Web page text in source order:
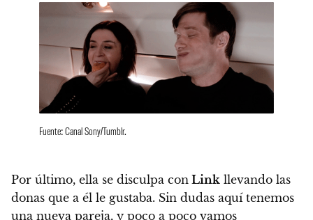
Fuente: Canal Sony/Tumblr.
Por último, ella se disculpa con Link llevando las
donas que a él le gustaba. Sin dudas aquí tenemos
una nueva pareja, y poco a poco vamos